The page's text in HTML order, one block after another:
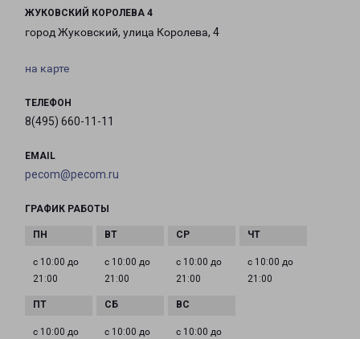
ЖУКОВСКИЙ КОРОЛЕВА 4
город Жуковский, улица Королева, 4
на карте
ТЕЛЕФОН
8(495) 660-11-11
EMAIL
pecom@pecom.ru
ГРАФИК РАБОТЫ
с 10:00 до
21:00
с 10:00 до
21:00
с 10:00 до
21:00
с 10:00 до
21:00
с 10:00 до
с 10:00 до
с 10:00 до